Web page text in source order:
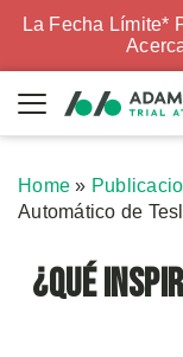
La Fecha Límite*
Home »
Automático de
¿Qué